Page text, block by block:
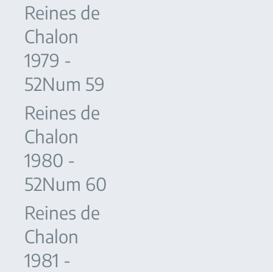
Reines de
Chalon
1979 -
52Num 59
Reines de
Chalon
1980 -
52Num 60
Reines de
Chalon
1981 -